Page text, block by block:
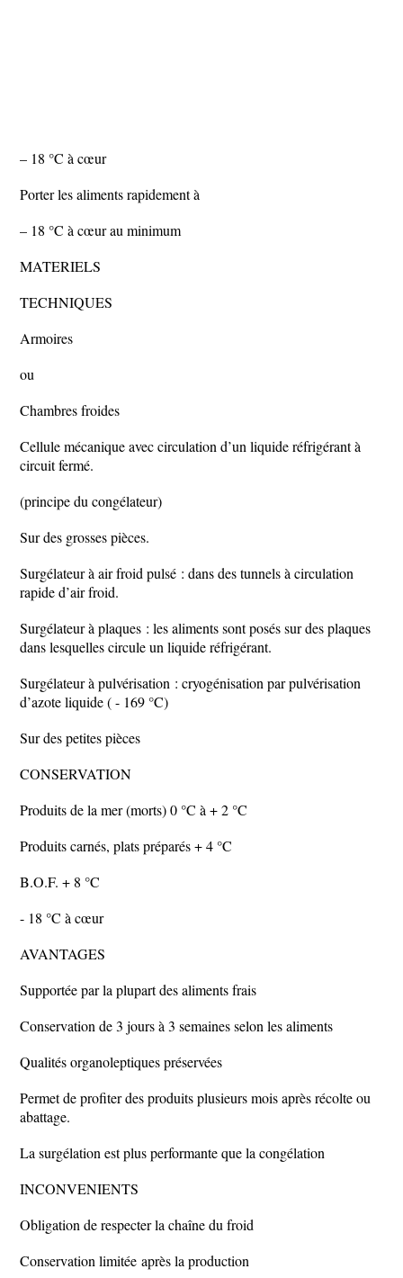
– 18 °C à cœur
Porter les aliments rapidement à
– 18 °C à cœur au minimum
MATERIELS
TECHNIQUES
Armoires
ou
Chambres froides
Cellule mécanique avec circulation d’un liquide réfrigérant à
circuit fermé.
(principe du congélateur)
Sur des grosses pièces.
Surgélateur à air froid pulsé : dans des tunnels à circulation
rapide d’air froid.
Surgélateur à plaques : les aliments sont posés sur des plaques
dans lesquelles circule un liquide réfrigérant.
Surgélateur à pulvérisation : cryogénisation par pulvérisation
d’azote liquide ( - 169 °C)
Sur des petites pièces
CONSERVATION
Produits de la mer (morts) 0 °C à + 2 °C
Produits carnés, plats préparés + 4 °C
B.O.F. + 8 °C
- 18 °C à cœur
AVANTAGES
Supportée par la plupart des aliments frais
Conservation de 3 jours à 3 semaines selon les aliments
Qualités organoleptiques préservées
Permet de profiter des produits plusieurs mois après récolte ou
abattage.
La surgélation est plus performante que la congélation
INCONVENIENTS
Obligation de respecter la chaîne du froid
Conservation limitée après la production